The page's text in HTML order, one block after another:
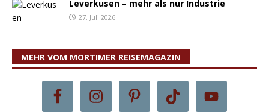
Leverkusen – mehr als nur Industrie
27. Juli 2026
MEHR VOM MORTIMER REISEMAGAZIN